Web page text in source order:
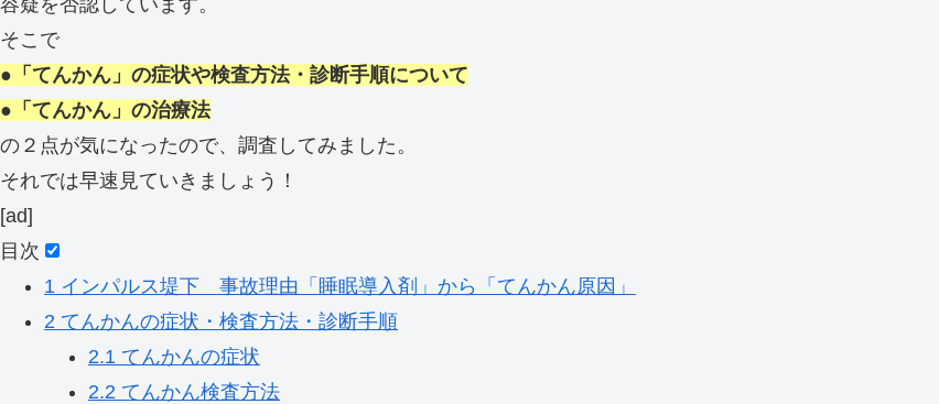
そこで
●「てんかん」の症状や検査方法・診断手順について
●「てんかん」の治療法
の２点が気になったので、調査してみました。
それでは早速見ていきましょう！
[ad]
目次
1 インパルス堤下 事故理由「睡眠導入剤」から「てんかん原因」
2 てんかんの症状・検査方法・診断手順
2.1 てんかんの症状
2.2 てんかん検査方法